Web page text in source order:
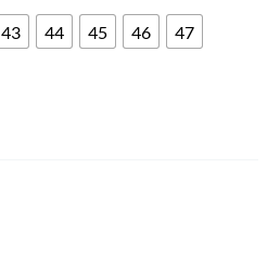
43 44 45 46 47